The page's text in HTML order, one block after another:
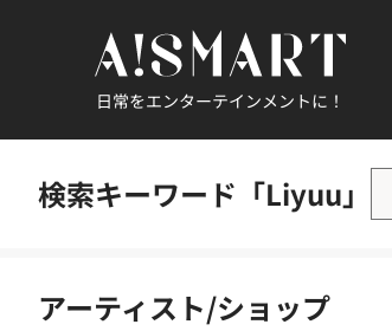
日常をエンターテインメントに！
検索キーワード「Liyuu」
アーティスト/ショップ